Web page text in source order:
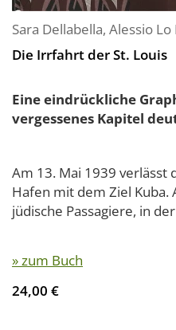
Sara Dellabella, Alessio
Die Irrfahrt der St. Louis
Eine eindrückliche
vergessenes Kapitel
Am 13. Mai 1939 verlässt
Hafen mit dem Ziel Kuba.
jüdische Passagiere, in
» zum Buch
24,00 €